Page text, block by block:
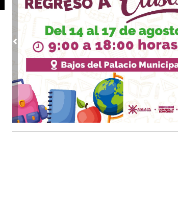
Ago 08, 2026 / 16:45
La ciudad de Veracruz se suma a la
Nacional de Reforestación 2026
Ago 08, 2026 / 16:34
¿Con o sin espuma?
Ago 08, 2026 / 16:33
Control y confianza:la prueba de la
Ago 08, 2026 / 15:34
Resguarda Ayuntamiento de Veracruz a
en situación de riesgo en zona norte de la
Previous